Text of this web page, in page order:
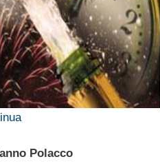
Polacco